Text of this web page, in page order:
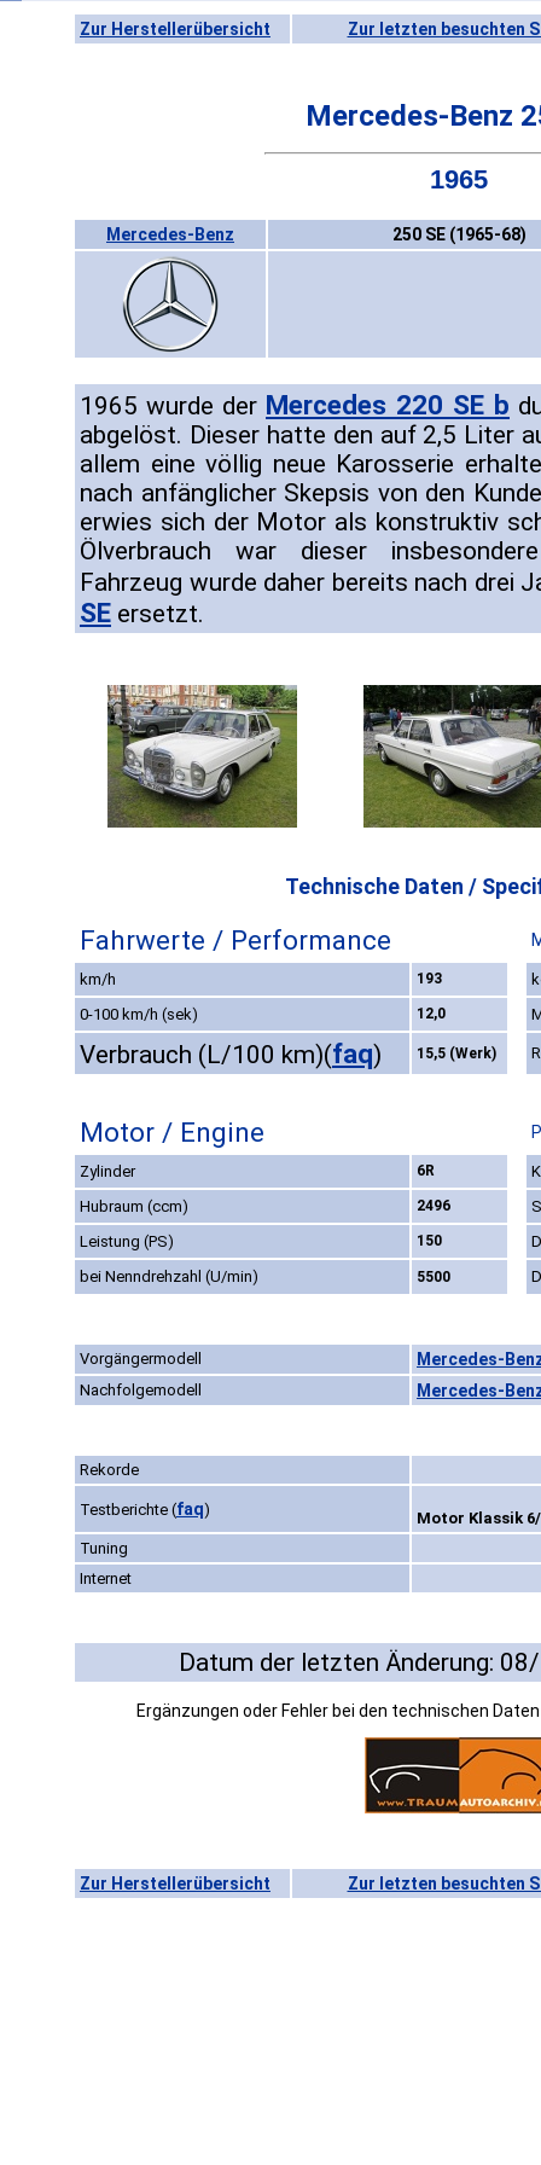
Zur Herstellerübersicht Zur letzten besuchten
Mercedes-Benz
1965
Mercedes-Benz 250 SE (1965-68)
1965 wurde der Mercedes 220 SE b
abgelöst. Dieser hatte den auf 2,5 Liter
allem eine völlig neue Karosserie
nach anfänglicher Skepsis von den
erwies sich der Motor als konstruktiv
Ölverbrauch war dieser
Fahrzeug wurde daher bereits nach drei
SE ersetzt.
Technische Daten /
Fahrwerte / Performance
km/h 193
0-100 km/h (sek)
12,0
Verbrauch (L/100 km)(faq) 15,5 (Werk)
Motor / Engine
Zylinder 6R
Hubraum (ccm)
2496
Leistung (PS)
150
bei Nenndrehzahl (U/min)
5500
Vorgängermodell Mercedes-
Nachfolgemodell Mercedes-
Rekorde
Testberichte (faq)
Motor Klassik
Tuning
Internet
Datum der letzten Änderung:
Ergänzungen oder Fehler bei den technischen
Zur Herstellerübersicht Zur letzten besuchten